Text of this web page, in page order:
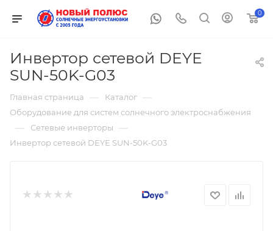
0
Инвертор сетевой DEYE
SUN-50K-G03
Главная страница — Каталог —
Оборудование для систем солнечного электроснабжения
— Сетевые инверторы —
Инвертор сетевой DEYE SUN-50K-G03